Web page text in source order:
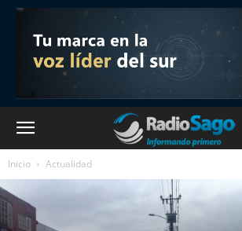
Inicio Actualidad